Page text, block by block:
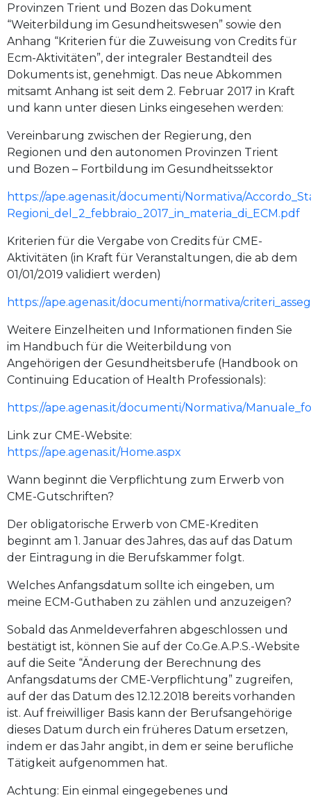
Provinzen Trient und Bozen das Dokument
“Weiterbildung im Gesundheitswesen” sowie den
Anhang “Kriterien für die Zuweisung von Credits für
Ecm-Aktivitäten”, der integraler Bestandteil des
Dokuments ist, genehmigt. Das neue Abkommen
mitsamt Anhang ist seit dem 2. Februar 2017 in Kraft
und kann unter diesen Links eingesehen werden:
Vereinbarung zwischen der Regierung, den
Regionen und den autonomen Provinzen Trient
und Bozen – Fortbildung im Gesundheitssektor
https://ape.agenas.it/documenti/Normativa/
Regioni_del_2_febbraio_2017_in_materia_di_ECM.pdf
Kriterien für die Vergabe von Credits für CME-
Aktivitäten (in Kraft für Veranstaltungen, die ab dem
01/01/2019 validiert werden)
https://ape.agenas.it/documenti/normativa/
Weitere Einzelheiten und Informationen finden Sie
im Handbuch für die Weiterbildung von
Angehörigen der Gesundheitsberufe (Handbook on
Continuing Education of Health Professionals):
https://ape.agenas.it/documenti/Normativa/
Link zur CME-Website:
https://ape.agenas.it/Home.aspx
Wann beginnt die Verpflichtung zum Erwerb von
CME-Gutschriften?
Der obligatorische Erwerb von CME-Krediten
beginnt am 1. Januar des Jahres, das auf das Datum
der Eintragung in die Berufskammer folgt.
Welches Anfangsdatum sollte ich eingeben, um
meine ECM-Guthaben zu zählen und anzuzeigen?
Sobald das Anmeldeverfahren abgeschlossen und
bestätigt ist, können Sie auf der Co.Ge.A.P.S.-Website
auf die Seite “Änderung der Berechnung des
Anfangsdatums der CME-Verpflichtung” zugreifen,
auf der das Datum des 12.12.2018 bereits vorhanden
ist. Auf freiwilliger Basis kann der Berufsangehörige
dieses Datum durch ein früheres Datum ersetzen,
indem er das Jahr angibt, in dem er seine berufliche
Tätigkeit aufgenommen hat.
Achtung: Ein einmal eingegebenes und